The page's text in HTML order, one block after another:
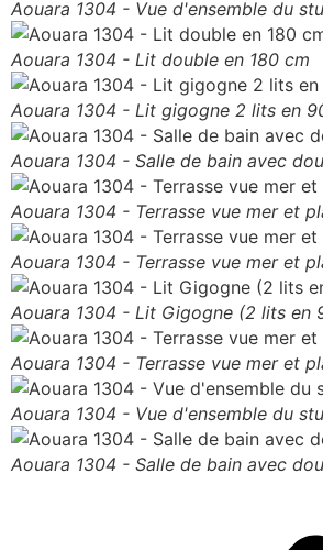
Aouara 1304 - Vue d'ensemble du
Aouara 1304 - Lit double en 180 cm
Aouara 1304 - Lit gigogne 2 lits en
Aouara 1304 - Salle de bain avec
Aouara 1304 - Terrasse vue mer et
Aouara 1304 - Terrasse vue mer et
Aouara 1304 - Lit Gigogne (2 lits en
Aouara 1304 - Terrasse vue mer et
Aouara 1304 - Vue d'ensemble du
Aouara 1304 - Salle de bain avec